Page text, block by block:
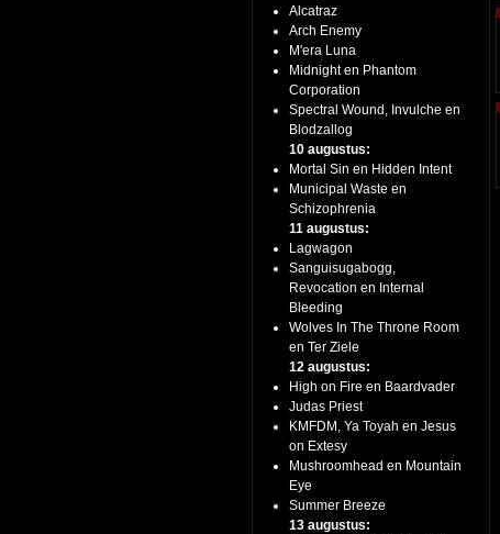
Alcatraz
Arch Enemy
M'era Luna
Midnight en Phantom
Corporation
Spectral Wound, Invulche en
Blodzallog
10 augustus:
Mortal Sin en Hidden Intent
Municipal Waste en
Schizophrenia
11 augustus:
Lagwagon
Sanguisugabogg,
Revocation en Internal
Bleeding
Wolves In The Throne Room
en Ter Ziele
12 augustus:
High on Fire en Baardvader
Judas Priest
KMFDM, Ya Toyah en Jesus
on Extesy
Mushroomhead en Mountain
Eye
Summer Breeze
13 augustus: